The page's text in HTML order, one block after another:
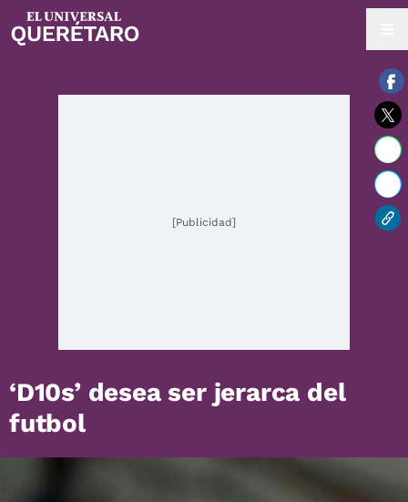
08 / agosto / 2026 | 14:35 hrs.
[Publicidad]
‘D10s’ desea ser jerarca del
futbol